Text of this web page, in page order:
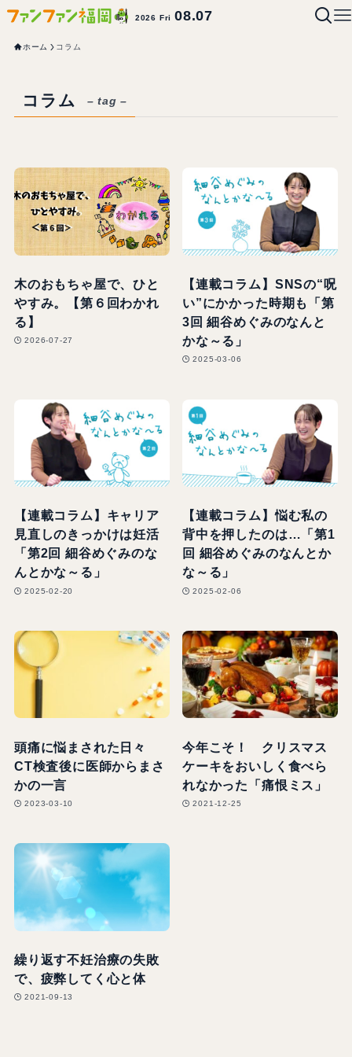
2026 Fri08.07
ホーム コラム
コラム – tag –
木のおもちゃ屋で、ひと
やすみ。【第６回わかれ
る】
2026-07-27
【連載コラム】SNSの“呪
い”にかかった時期も「第
3回 細谷めぐみのなんと
かな～る」
2025-03-06
【連載コラム】キャリア
見直しのきっかけは妊活
「第2回 細谷めぐみのな
んとかな～る」
2025-02-20
【連載コラム】悩む私の
背中を押したのは…「第1
回 細谷めぐみのなんとか
な～る」
2025-02-06
頭痛に悩まされた日々
CT検査後に医師からまさ
かの一言
2023-03-10
今年こそ！ クリスマス
ケーキをおいしく食べら
れなかった「痛恨ミス」
2021-12-25
繰り返す不妊治療の失敗
で、疲弊してく心と体
2021-09-13